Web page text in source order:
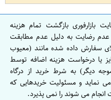
بازارفوری بازگشت تمام هزینه
عدم رضایت به دلیل عدم مطابقت
سفارش داده شده مانند (معیوب
یا درخواست هزینه اضافه توسط
دیگر) به شرط خرید از درگاه
نماید و مسئولیت خریدهایی که
انجام می شوند را نمی پذیرد.